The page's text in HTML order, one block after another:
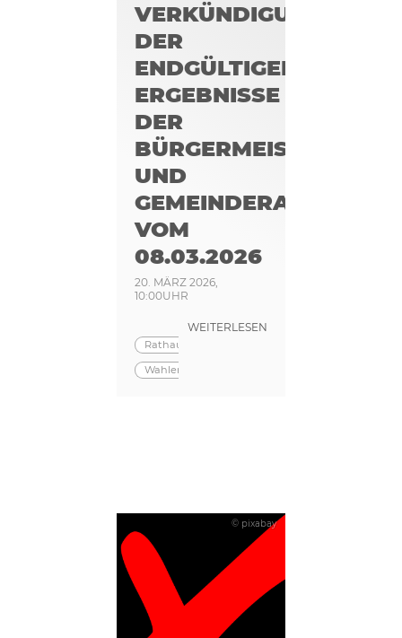
VERKÜNDIGUNG
DER
ENDGÜLTIGEN
ERGEBNISSE
DER
BÜRGERMEISTER-
UND
GEMEINDERATSWAHL
VOM
08.03.2026
20. MÄRZ 2026,
10:00UHR
WEITERLESEN
Rathaus
Wahlen
© pixabay